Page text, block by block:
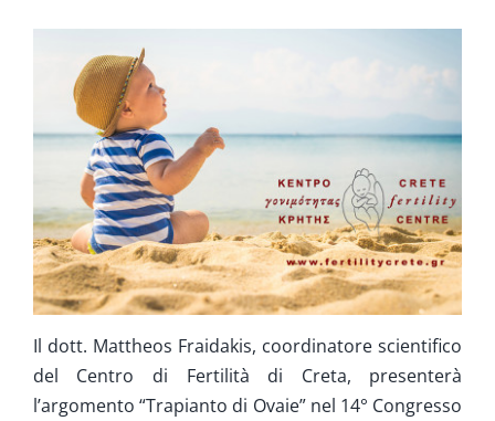
Ringiovanimento & Fertilità
Contatta ci
Il dott. Mattheos Fraidakis, coordinatore scientifico
del Centro di Fertilità di Creta, presenterà
l’argomento “Trapianto di Ovaie” nel 14° Congresso